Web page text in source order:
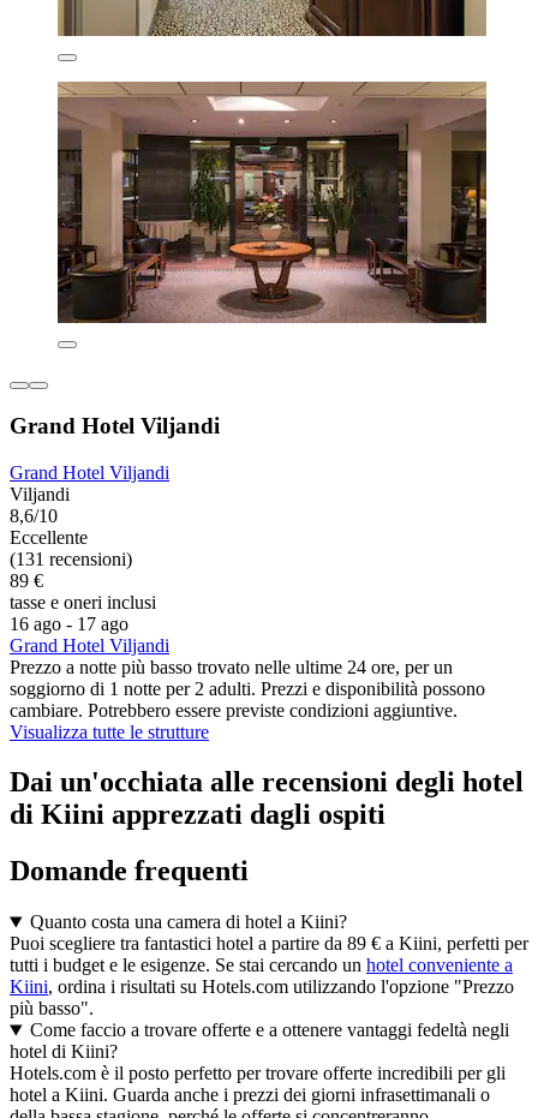
Grand Hotel Viljandi
Grand Hotel Viljandi
Viljandi
8,6/10
Eccellente
(131 recensioni)
89 €
tasse e oneri inclusi
16 ago - 17 ago
Grand Hotel Viljandi
Prezzo a notte più basso trovato nelle ultime 24 ore, per un
soggiorno di 1 notte per 2 adulti. Prezzi e disponibilità possono
cambiare. Potrebbero essere previste condizioni aggiuntive.
Visualizza tutte le strutture
Dai un'occhiata alle recensioni degli hotel
di Kiini apprezzati dagli ospiti
Domande frequenti
Quanto costa una camera di hotel a Kiini?
Puoi scegliere tra fantastici hotel a partire da 89 € a Kiini, perfetti per
tutti i budget e le esigenze. Se stai cercando un hotel conveniente a
Kiini, ordina i risultati su Hotels.com utilizzando l'opzione "Prezzo
più basso".
Come faccio a trovare offerte e a ottenere vantaggi fedeltà negli
hotel di Kiini?
Hotels.com è il posto perfetto per trovare offerte incredibili per gli
hotel a Kiini. Guarda anche i prezzi dei giorni infrasettimanali o